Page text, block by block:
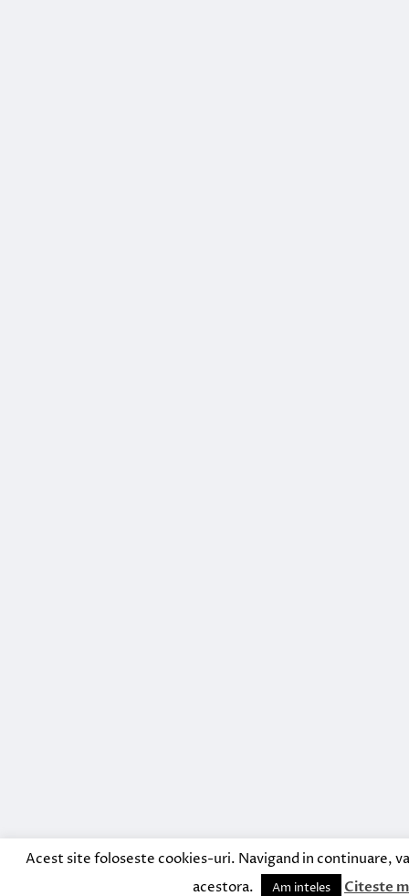
Acest site foloseste cookies-uri. Navigand in continuare,
acestora.
Am inteles Citeste